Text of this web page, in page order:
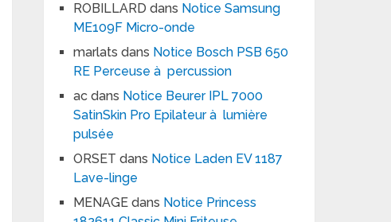
ROBILLARD dans Notice Samsung
ME109F Micro-onde
marlats dans Notice Bosch PSB 650
RE Perceuse à percussion
ac dans Notice Beurer IPL 7000
SatinSkin Pro Epilateur à lumière
pulsée
ORSET dans Notice Laden EV 1187
Lave-linge
MENAGE dans Notice Princess